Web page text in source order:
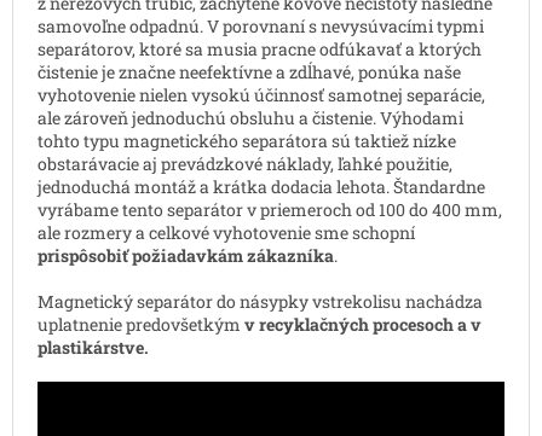
samovoľne odpadnú. V porovnaní s nevysúvacími typmi
separátorov, ktoré sa musia pracne odfúkavať a ktorých
čistenie je značne neefektívne a zdĺhavé, ponúka naše
vyhotovenie nielen vysokú účinnosť samotnej separácie,
ale zároveň jednoduchú obsluhu a čistenie. Výhodami
tohto typu magnetického separátora sú taktiež nízke
obstarávacie aj prevádzkové náklady, ľahké použitie,
jednoduchá montáž a krátka dodacia lehota. Štandardne
vyrábame tento separátor v priemeroch od 100 do 400 mm,
ale rozmery a celkové vyhotovenie sme schopní
prispôsobiť požiadavkám zákazníka.
Magnetický separátor do násypky vstrekolisu nachádza
uplatnenie predovšetkým v recyklačných procesoch a v
plastikárstve.